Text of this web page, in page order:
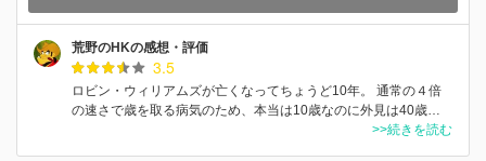
荒野のHKの感想・評価
3.5
ロビン・ウィリアムズが亡くなってちょうど10年。 通常の４倍
の速さで歳を取る病気のため、本当は10歳なのに外見は40歳…
>>続きを読む